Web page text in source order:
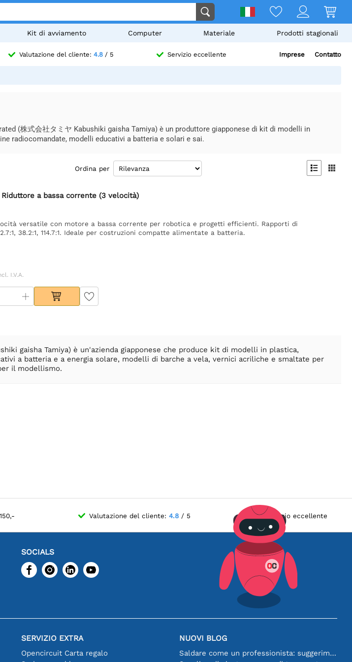
Kit di avviamento Computer Materiale Prodotti stagionali
Valutazione del cliente: 4.8/ 5 Servizio eccellente Imprese Contatto
(株式会社タミヤ Kabushiki gaisha Tamiya) è un produttore giapponese di kit di modelli in
radiocomandate, modelli educativi a batteria e solari e sai.
Ordina per  
Riduttore a bassa corrente (3 velocità)
versatile con motore a bassa corrente per robotica e progetti efficienti. Rapporti di
38.2:1, 114.7:1. Ideale per costruzioni compatte alimentate a batteria.
I.V.A.
gaisha Tamiya) è un'azienda giapponese che produce kit di modelli in plastica,
a batteria e a energia solare, modelli di barche a vela, vernici acriliche e smaltate per
il modellismo.
Valutazione del cliente: 4.8/ 5 Servizio eccellente
SOCIALS
SERVIZIO EXTRA
Opencircuit Carta regalo
NUOVI BLOG
Saldare come un professionista: suggerimenti per connessioni elettroniche perfette